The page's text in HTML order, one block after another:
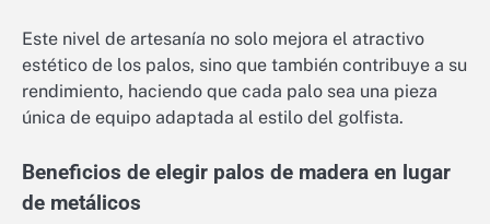
Este nivel de artesanía no solo mejora el atractivo
estético de los palos, sino que también contribuye a su
rendimiento, haciendo que cada palo sea una pieza
única de equipo adaptada al estilo del golfista.
Beneficios de elegir palos de madera en lugar
de metálicos